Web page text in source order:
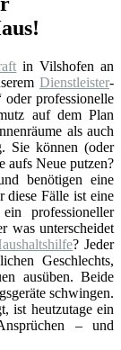
in Vilshofen an
Dienstleister-
oder professionelle
auf dem Plan
als auch
Sie können (oder
aufs Neue putzen?
benötigen eine
diese Fälle ist eine
professioneller
was unterscheidet
? Jeder
Geschlechts,
ausüben. Beide
schwingen.
ist heutzutage ein
– und